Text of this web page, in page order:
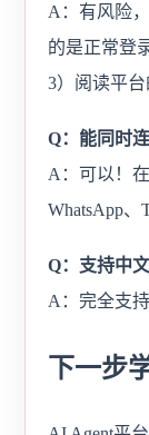
A：有风险
的是正常登
3）阅读平台
Q：能同时
A：可以！在
WhatsApp
Q：支持中文
A：完全支
下一步